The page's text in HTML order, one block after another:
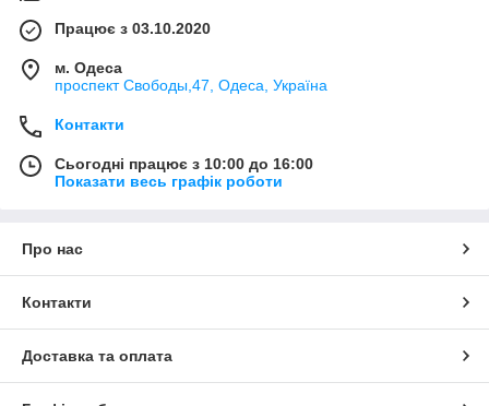
Працює з 03.10.2020
м. Одеса
проспект Свободы,47, Одеса, Україна
Контакти
Сьогодні працює з 10:00 до 16:00
Показати весь графік роботи
Про нас
Контакти
Доставка та оплата